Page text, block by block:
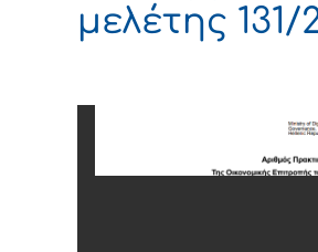
μελέτης 131/